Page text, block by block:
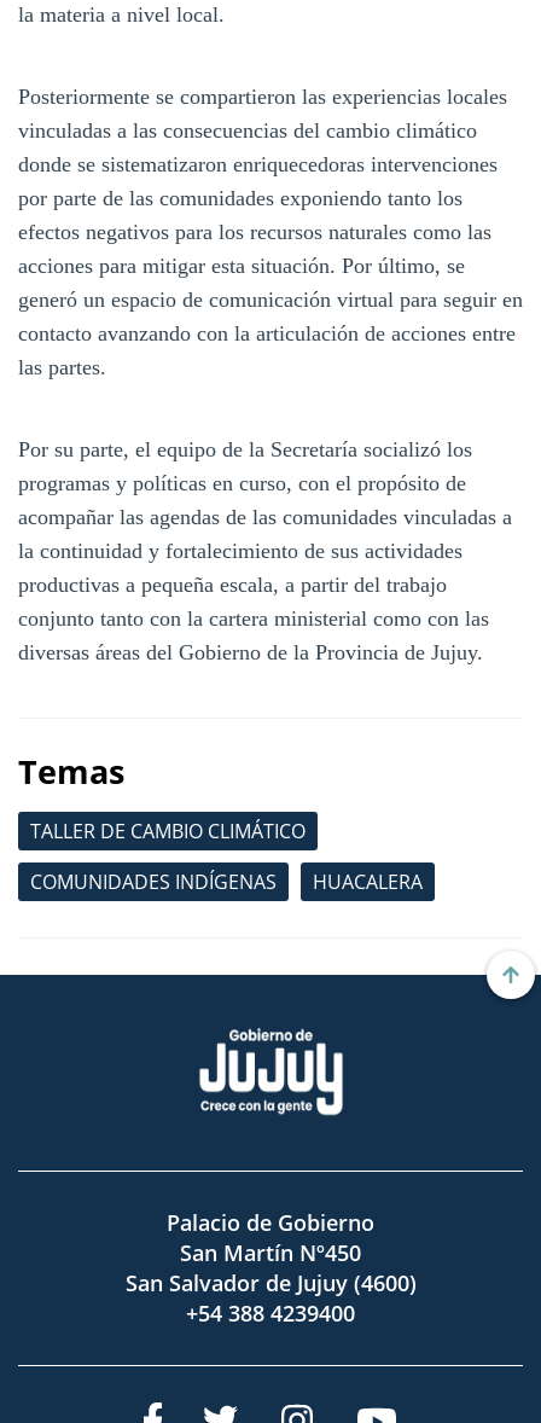
la materia a nivel local.
Posteriormente se compartieron las experiencias locales
vinculadas a las consecuencias del cambio climático
donde se sistematizaron enriquecedoras intervenciones
por parte de las comunidades exponiendo tanto los
efectos negativos para los recursos naturales como las
acciones para mitigar esta situación. Por último, se
generó un espacio de comunicación virtual para seguir en
contacto avanzando con la articulación de acciones entre
las partes.
Por su parte, el equipo de la Secretaría socializó los
programas y políticas en curso, con el propósito de
acompañar las agendas de las comunidades vinculadas a
la continuidad y fortalecimiento de sus actividades
productivas a pequeña escala, a partir del trabajo
conjunto tanto con la cartera ministerial como con las
diversas áreas del Gobierno de la Provincia de Jujuy.
Temas
TALLER DE CAMBIO CLIMÁTICO
COMUNIDADES INDÍGENAS
HUACALERA
Palacio de Gobierno
San Martín Nº450
San Salvador de Jujuy (4600)
+54 388 4239400